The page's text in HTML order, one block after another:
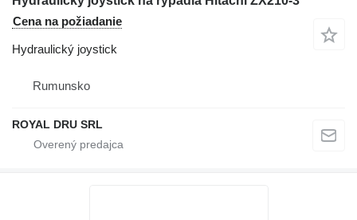
Cena na požiadanie
Hydraulický joystick
Rumunsko
ROYAL DRU SRL